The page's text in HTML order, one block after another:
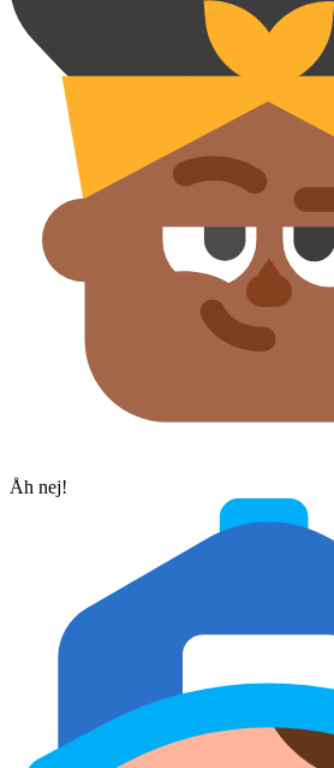
Åh nej!